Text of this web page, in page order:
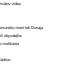
videa
mení tok Dunaja
obyvateľov
meškanie